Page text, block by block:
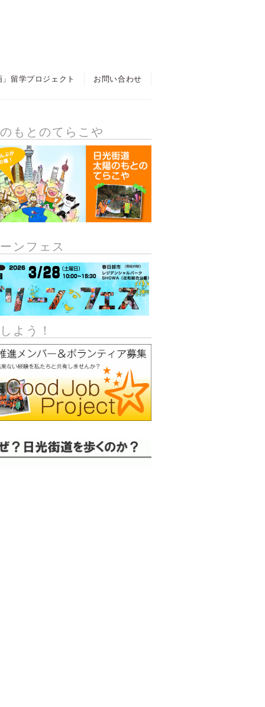
留学プロジェクト お問い合わせ
もとのてらこや
ンフェス
よう！